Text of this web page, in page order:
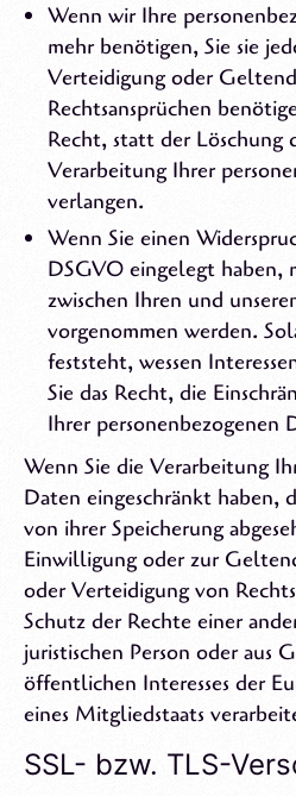
Wenn wir Ihre
mehr benötigen, Sie sie
Verteidigung oder
Rechtsansprüchen
Recht, statt der Löschung
Verarbeitung Ihrer
verlangen.
Wenn Sie einen
DSGVO eingelegt haben,
zwischen Ihren und
vorgenommen werden.
feststeht, wessen
Sie das Recht, die
Ihrer personenbezogenen
Wenn Sie die Verarbeitung
Daten eingeschränkt haben,
von ihrer Speicherung
Einwilligung oder zur
oder Verteidigung von
Schutz der Rechte einer
juristischen Person oder aus
öffentlichen Interesses der
eines Mitgliedstaats
SSL- bzw. TLS-